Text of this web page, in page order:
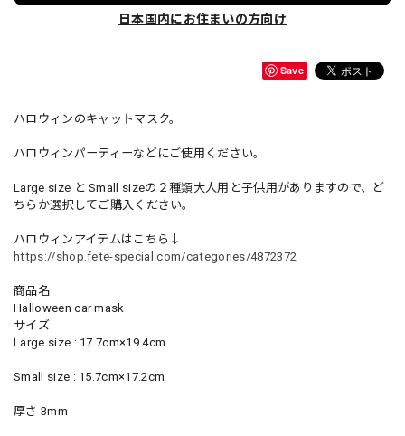
日本国内にお住まいの方向け
Save
ハロウィンのキャットマスク。
ハロウィンパーティーなどにご使用ください。
Large size と Small sizeの２種類大人用と子供用がありますので、ど
ちらか選択してご購入ください。
ハロウィンアイテムはこちら↓
https://shop.fete-special.com/categories/4872372
商品名
Halloween car mask
サイズ
Large size : 17.7cm×19.4cm
Small size : 15.7cm×17.2cm
厚さ 3mm